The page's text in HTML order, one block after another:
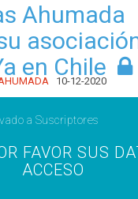
Ahumada
en Chile
10-12-2020
a Suscriptores
FAVOR SUS
ACCESO